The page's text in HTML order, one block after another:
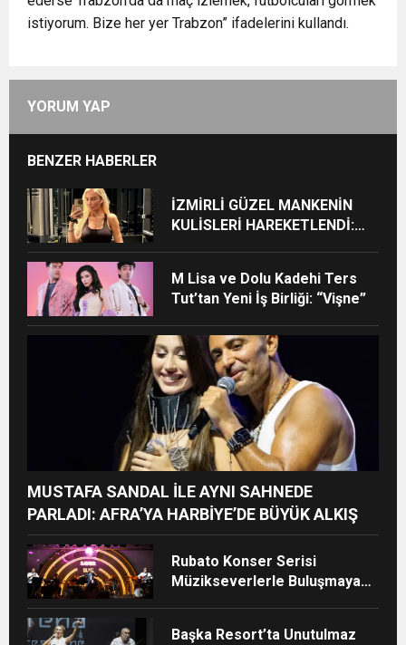
istiyorum. Bize her yer Trabzon” ifadelerini kullandı.
YORUM YAP
BENZER HABERLER
İZMİRLİ GÜZEL MANKENİN
KULİSLERİ HAREKETLENDİ:
M Lisa ve Dolu Kadehi Ters
Tut’tan Yeni İş Birliği: “Vişne”
MUSTAFA SANDAL İLE AYNI SAHNEDE
PARLADI: AFRA’YA HARBİYE’DE BÜYÜK ALKIŞ
Rubato Konser Serisi
Müzikseverlerle Buluşmaya
Başka Resort’ta Unutulmaz